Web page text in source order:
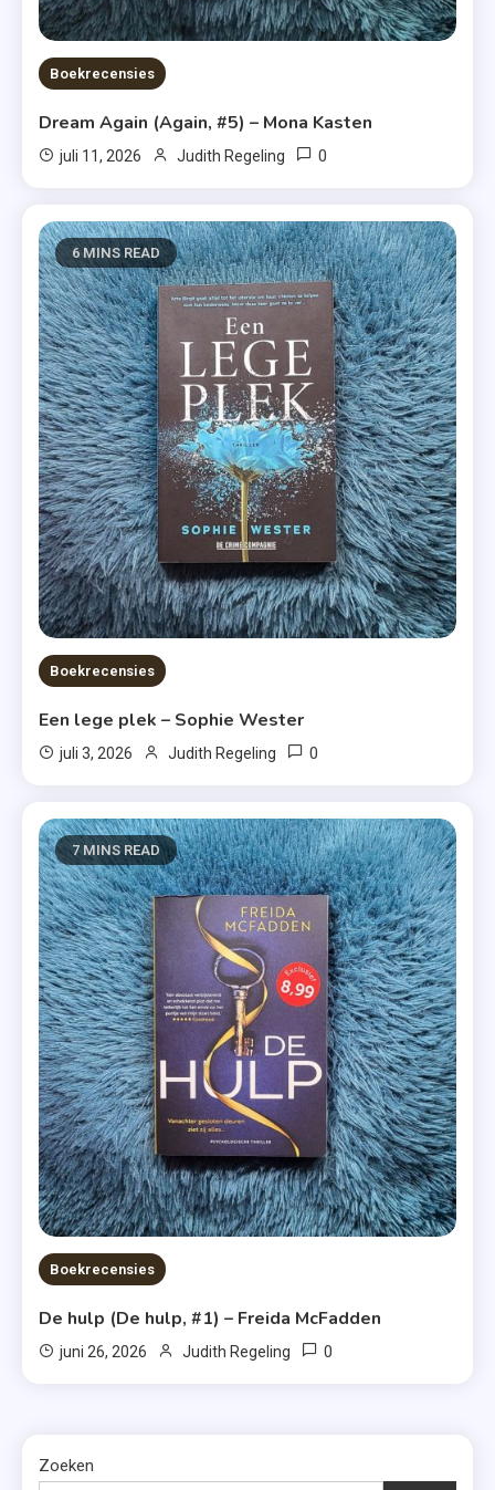
Boekrecensies
Dream Again (Again, #5) – Mona Kasten
juli 11, 2026 Judith Regeling 0
6 MINS READ
Boekrecensies
Een lege plek – Sophie Wester
juli 3, 2026 Judith Regeling 0
7 MINS READ
Boekrecensies
De hulp (De hulp, #1) – Freida McFadden
juni 26, 2026 Judith Regeling 0
Zoeken